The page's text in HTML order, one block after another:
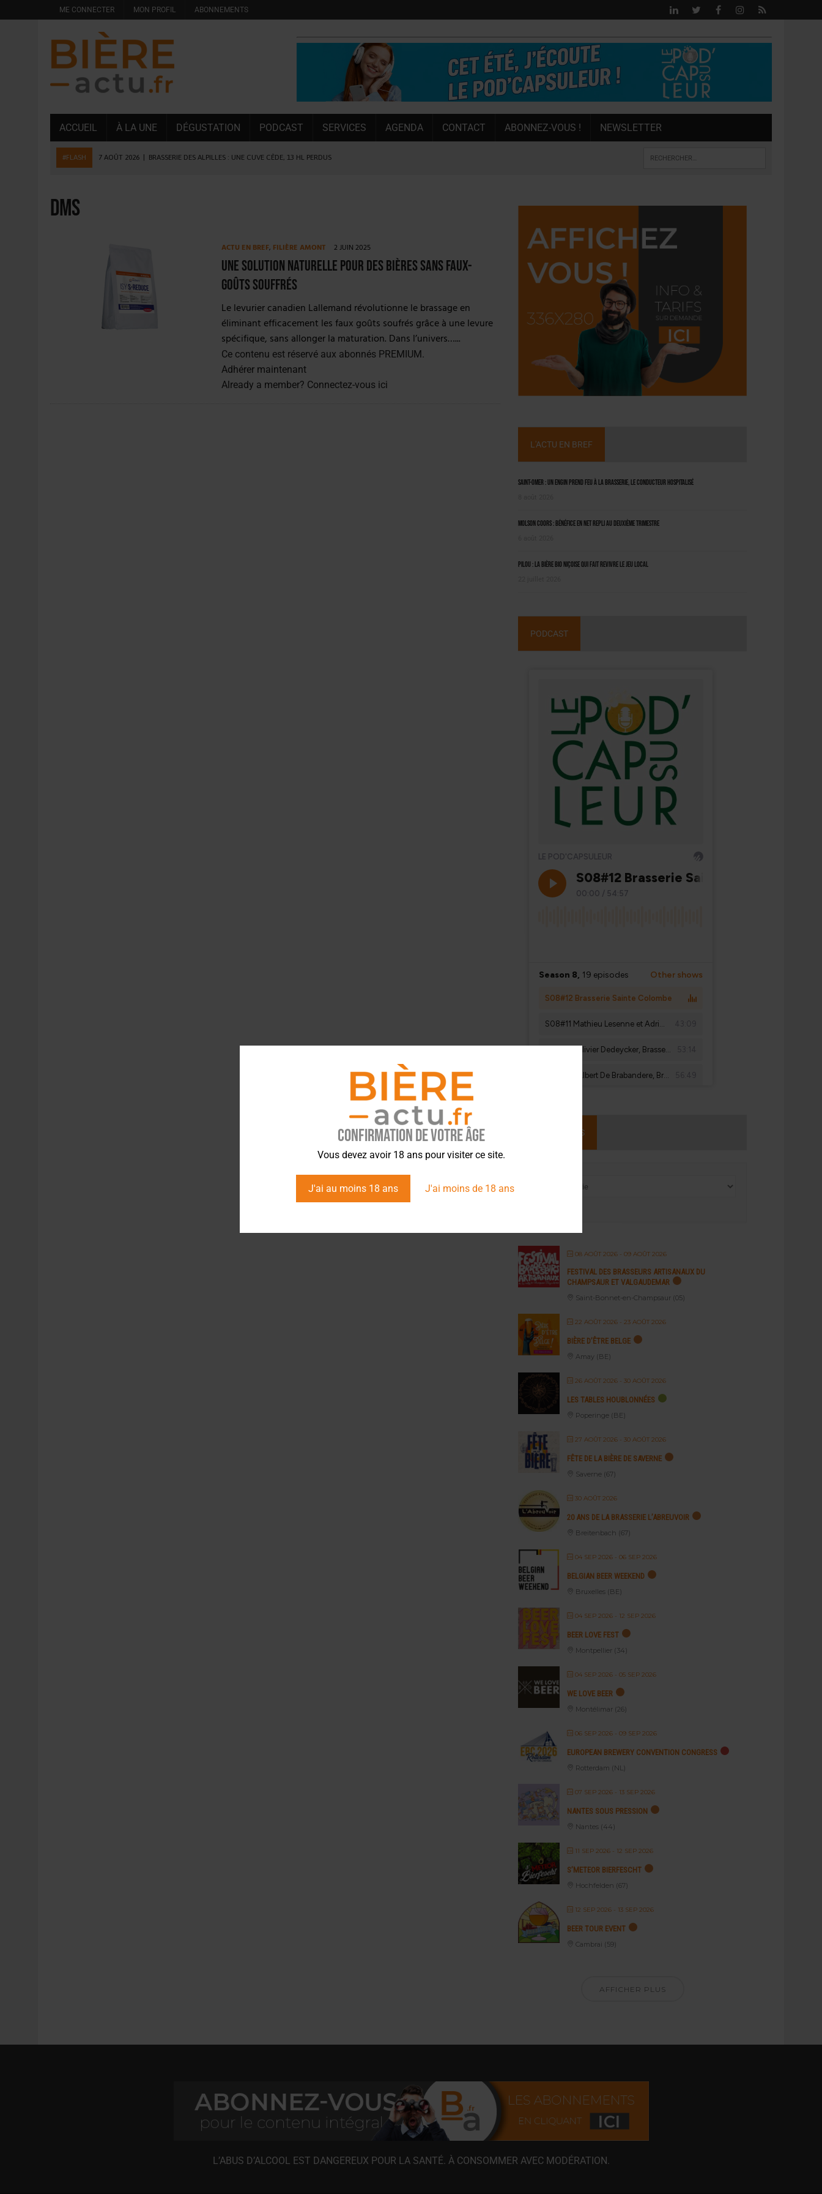
Confirmation de votre âge
Vous devez avoir 18 ans pour visiter ce site.
J'ai au moins 18 ans J'ai moins de 18 ans
ME CONNECTER MON PROFIL ABONNEMENTS
ACCUEIL À LA UNE DÉGUSTATION PODCAST SERVICES AGENDA CONTACT ABONNEZ-VOUS ! NEWSLETTER
#FLASH 7 AOÛT 2026 BRASSERIE DES ALPILLES : UNE CUVE CÈDE, 13 HL PERDUS
6 AOÛT 2026
5 AOÛT 2026
| DESPERADOS AVENIDA : 3 INNOVATIONS LATINES DE L’ÉTÉ
LA GÉNÉRATION Z ET LA MODÉRATION RÉINVENTENT LE MARCHÉ [ÉTUDE]
LES EXPORTATIONS DE L’UE CHUTENT DE 11 % EN 2025
DMS
ACTU EN BREF, FILIÈRE AMONT 2 JUIN 2025
Une solution naturelle pour des bières sans faux-
goûts souffrés
Le levurier canadien Lallemand révolutionne le brassage en
éliminant efficacement les faux goûts soufrés grâce à une levure
spécifique, sans allonger la maturation. Dans l’univers…...
Ce contenu est réservé aux abonnés PREMIUM.
Adhérer maintenant
Already a member? Connectez-vous ici
L'ACTU EN BREF
Saint-Omer : un engin prend feu à la brasserie, le conducteur hospitalisé
Molson Coors : bénéfice en net repli au deuxième trimestre
Pilou : la bière bio niçoise qui fait revivre le jeu local
PODCAST
ÉVÉNEMENTS
08 AOÛT 2026 - 09 AOÛT 2026
FESTIVAL DES BRASSEURS ARTISANAUX DU
CHAMPSAUR ET VALGAUDEMAR
Saint-Bonnet-en-Champsaur (05)
22 AOÛT 2026 - 23 AOÛT 2026
BIÈRE D’ÊTRE BELGE
Amay (BE)
26 AOÛT 2026 - 30 AOÛT 2026
LES TABLES HOUBLONNÉES
Poperinge (BE)
27 AOÛT 2026 - 30 AOÛT 2026
FÊTE DE LA BIÈRE DE SAVERNE
Saverne (67)
30 AOÛT 2026
20 ANS DE LA BRASSERIE L’ABREUVOIR
Breitenbach (67)
04 SEP 2026 - 06 SEP 2026
BELGIAN BEER WEEKEND
Bruxelles (BE)
04 SEP 2026 - 12 SEP 2026
BEER LOVE FEST
Montpellier (34)
04 SEP 2026 - 05 SEP 2026
WE LOVE BEER
Montélimar (26)
06 SEP 2026 - 09 SEP 2026
EUROPEAN BREWERY CONVENTION CONGRESS
Rotterdam (NL)
07 SEP 2026 - 13 SEP 2026
NANTES SOUS PRESSION
Nantes (44)
11 SEP 2026 - 12 SEP 2026
S’METEOR BIERFESCHT
Hochfelden (67)
12 SEP 2026 - 13 SEP 2026
BEER TOUR EVENT
Cambrai (59)
AFFICHER PLUS
L’ABUS D’ALCOOL EST DANGEREUX POUR LA SANTÉ. À CONSOMMER AVEC MODÉRATION.